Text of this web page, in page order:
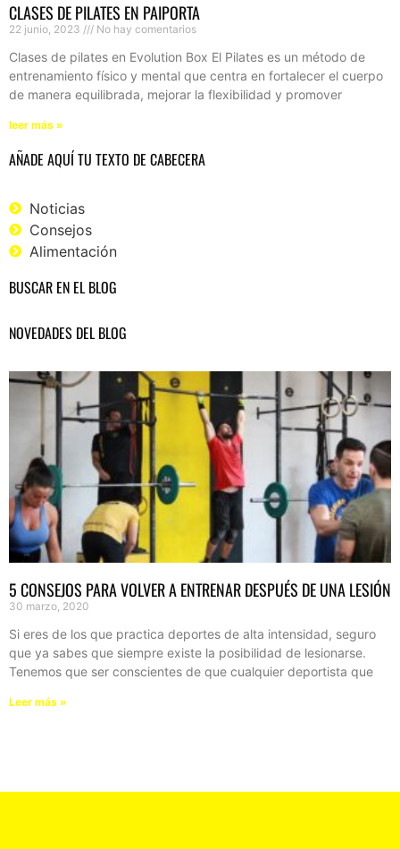
CLASES DE PILATES EN PAIPORTA
22 junio, 2023 No hay comentarios
Clases de pilates en Evolution Box El Pilates es un método de
entrenamiento físico y mental que centra en fortalecer el cuerpo
de manera equilibrada, mejorar la flexibilidad y promover
leer más »
AÑADE AQUÍ TU TEXTO DE CABECERA
Noticias
Consejos
Alimentación
BUSCAR EN EL BLOG
NOVEDADES DEL BLOG
5 CONSEJOS PARA VOLVER A ENTRENAR DESPUÉS DE UNA LESIÓN
30 marzo, 2020
Si eres de los que practica deportes de alta intensidad, seguro
que ya sabes que siempre existe la posibilidad de lesionarse.
Tenemos que ser conscientes de que cualquier deportista que
Leer más »